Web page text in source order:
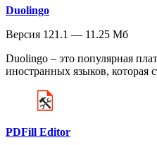
Duolingo
Версия 121.1 — 11.25 Мб
Duolingo – это популярная
иностранных языков, которая
PDFill Editor